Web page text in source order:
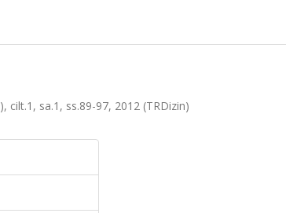
cilt.1, sa.1, ss.89-97, 2012 (TRDizin)